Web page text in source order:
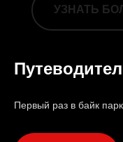
УЗНАТЬ
Первый раз в байк